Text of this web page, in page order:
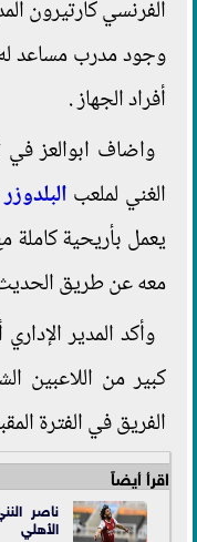
الفرنسي كارتيرون
وجود مدرب مساعد
أفراد الجهاز .
واضاف ابوالعز
الغني لملعب البلدوزر
يعمل بأريحية كاملة
معه عن طريق الحديث
وأكد المدير
كبير من اللاعبين
الفريق في الفترة
اقرأ أيضاً
ناصر
الأهلي